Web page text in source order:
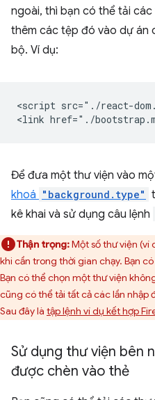
ngoài, thì bạn có thể tải
thêm các tệp đó vào dự án
bộ. Ví dụ:
<script src="./react-
Để đưa một thư viện vào
khoá "background.type"
kê khai và sử dụng câu lệnh
Thận trọng:Một số thư viện (ví
khi cần trong thời gian chạy. Bạn
Bạn có thể chọn một thư viện
cũng có thể tải tất cả các lần nhập
Sau đây là tập lệnh ví dụ kết hợp
Sử dụng thư viện bên
được chèn vào thẻ